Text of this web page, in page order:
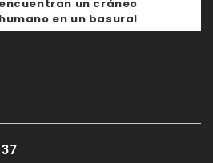
encuentran un cráneo
humano en un basural